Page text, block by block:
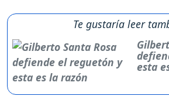
Te gustaría leer
esta